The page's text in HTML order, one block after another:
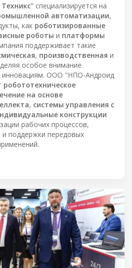
специализируется на
автоматизации,
как роботизированные
роботы и платформы
поддерживает такие
, производственная и
особое внимание
инновациям. ООО "НПО-Андроид
робототехническое
на основе
, системы управления с
конструкции
рабочих процессов,
поддержки передовых